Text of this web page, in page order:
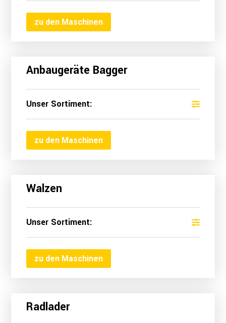
zu den Maschinen
Anbaugeräte Bagger
Unser Sortiment:
zu den Maschinen
Walzen
Unser Sortiment:
zu den Maschinen
Radlader